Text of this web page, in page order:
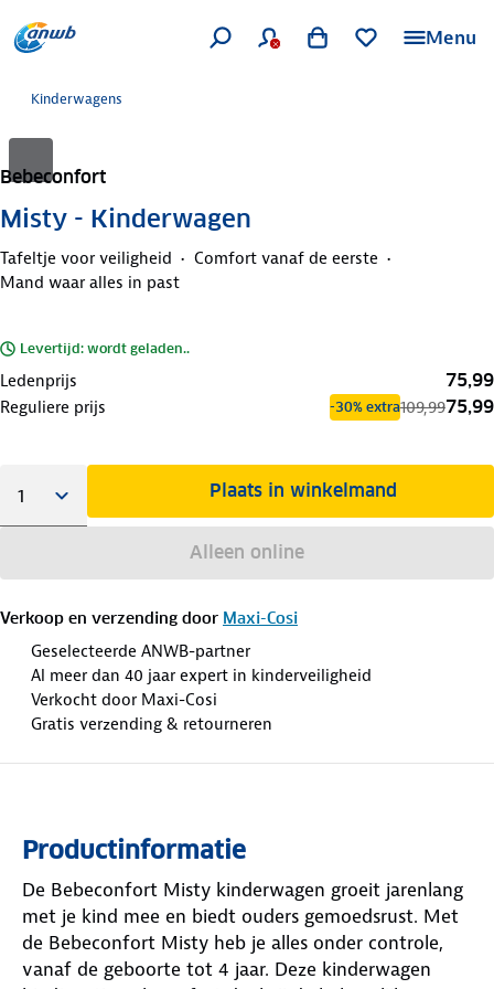
Menu
Kinderwagens
Bebeconfort
Misty - Kinderwagen
Tafeltje voor veiligheid
Comfort vanaf de eerste
Mand waar alles in past
Levertijd: wordt geladen..
Ledenprijs 75,99
Reguliere prijs -30% extra109,9975,99
Plaats in winkelmand
Alleen online
Verkoop en verzending door Maxi-Cosi
Geselecteerde ANWB-partner
Al meer dan 40 jaar expert in kinderveiligheid
Verkocht door Maxi-Cosi
Gratis verzending & retourneren
Productinformatie
De Bebeconfort Misty kinderwagen groeit jarenlang
met je kind mee en biedt ouders gemoedsrust. Met
de Bebeconfort Misty heb je alles onder controle,
vanaf de geboorte tot 4 jaar. Deze kinderwagen